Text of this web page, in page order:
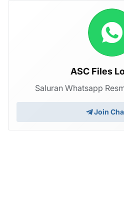
ASC Files
Saluran Whatsapp
Join